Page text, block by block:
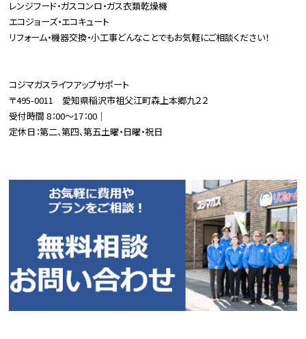
レンジフード・ガスコンロ・ガス衣類乾燥機
エコジョーズ・エコキュート
リフォーム・機器交換・小工事どんなことでもお気軽にご相談ください！
コジマガスライフアップサポート
〒495-0011 愛知県稲沢市祖父江町森上本郷九２２
受付時間 8：00～17：00｜
定休日：第二、第四、第五土曜・日曜・祝日